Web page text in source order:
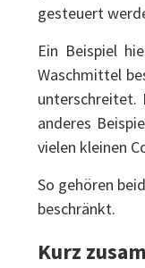
gesteuert
Ein Beispiel
Waschmittel
unterschreitet.
anderes
vielen kleinen
So gehören
beschränkt.
Kurz